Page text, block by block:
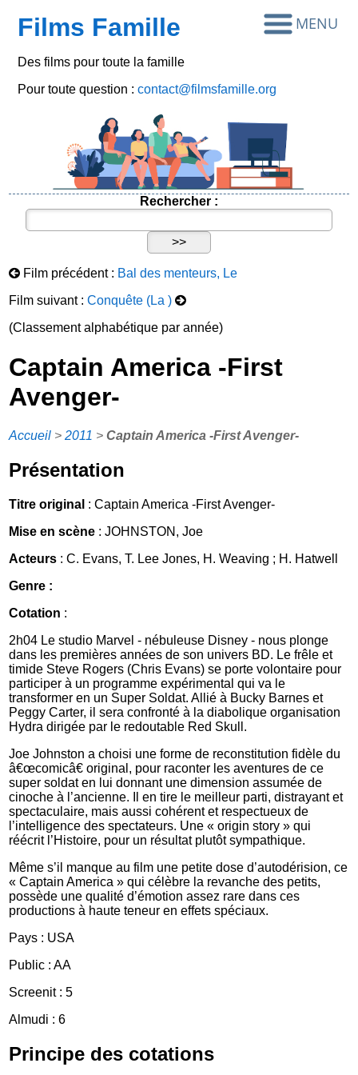
Films Famille
Des films pour toute la famille
Pour toute question :contact@filmsfamille.org
Rechercher :
Film précédent : Bal des menteurs, Le
Film suivant :Conquête (La )
(Classement alphabétique par année)
Captain America -First
Avenger-
Accueil >2011 >Captain America -First Avenger-
Présentation
Titre original : Captain America -First Avenger-
Mise en scène : JOHNSTON, Joe
Acteurs : C. Evans, T. Lee Jones, H. Weaving ; H. Hatwell
Genre :
Cotation :
2h04 Le studio Marvel - nébuleuse Disney - nous plonge
dans les premières années de son univers BD. Le frêle et
timide Steve Rogers (Chris Evans) se porte volontaire pour
participer à un programme expérimental qui va le
transformer en un Super Soldat. Allié à Bucky Barnes et
Peggy Carter, il sera confronté à la diabolique organisation
Hydra dirigée par le redoutable Red Skull.
Joe Johnston a choisi une forme de reconstitution fidèle du
â€œcomicâ€ original, pour raconter les aventures de ce
super soldat en lui donnant une dimension assumée de
cinoche à l’ancienne. Il en tire le meilleur parti, distrayant et
spectaculaire, mais aussi cohérent et respectueux de
l’intelligence des spectateurs. Une « origin story » qui
réécrit l’Histoire, pour un résultat plutôt sympathique.
Même s’il manque au film une petite dose d’autodérision, ce
« Captain America » qui célèbre la revanche des petits,
possède une qualité d’émotion assez rare dans ces
productions à haute teneur en effets spéciaux.
Pays : USA
Public : AA
Screenit : 5
Almudi : 6
Principe des cotations